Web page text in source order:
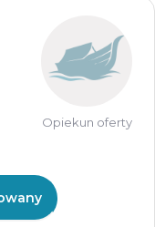
Opiekun oferty